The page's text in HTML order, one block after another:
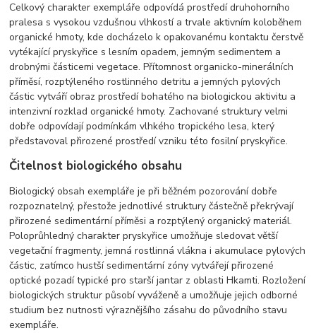
Celkový charakter exempláře odpovídá prostředí druhohorního
pralesa s vysokou vzdušnou vlhkostí a trvale aktivním koloběhem
organické hmoty, kde docházelo k opakovanému kontaktu čerstvě
vytékající pryskyřice s lesním opadem, jemným sedimentem a
drobnými částicemi vegetace. Přítomnost organicko-minerálních
příměsí, rozptýleného rostlinného detritu a jemných pylových
částic vytváří obraz prostředí bohatého na biologickou aktivitu a
intenzivní rozklad organické hmoty. Zachované struktury velmi
dobře odpovídají podmínkám vlhkého tropického lesa, který
představoval přirozené prostředí vzniku této fosilní pryskyřice.
Čitelnost biologického obsahu
Biologický obsah exempláře je při běžném pozorování dobře
rozpoznatelný, přestože jednotlivé struktury částečně překrývají
přirozené sedimentární příměsi a rozptýlený organický materiál.
Poloprůhledný charakter pryskyřice umožňuje sledovat větší
vegetační fragmenty, jemná rostlinná vlákna i akumulace pylových
částic, zatímco hustší sedimentární zóny vytvářejí přirozené
optické pozadí typické pro starší jantar z oblasti Hkamti. Rozložení
biologických struktur působí vyváženě a umožňuje jejich odborné
studium bez nutnosti výraznějšího zásahu do původního stavu
exempláře.